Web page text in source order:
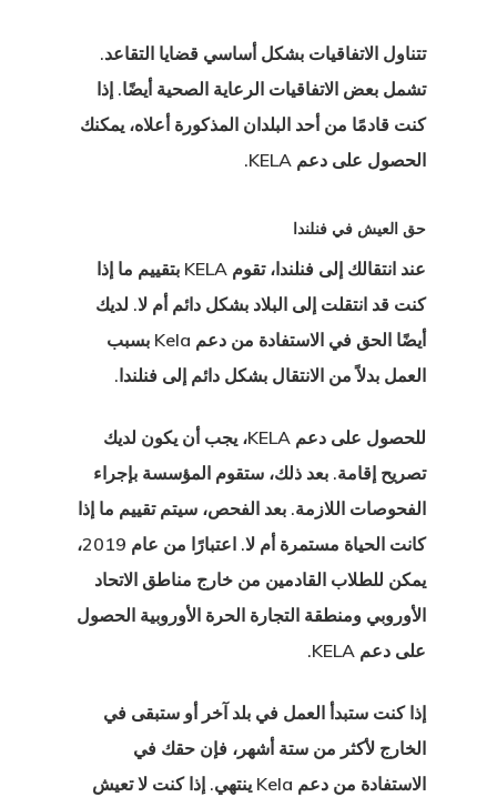
تتناول الاتفاقيات بشكل أساسي قضايا التقاعد.
تشمل بعض الاتفاقيات الرعاية الصحية أيضًا. إذا
كنت قادمًا من أحد البلدان المذكورة أعلاه، يمكنك
الحصول على دعم KELA.
حق العيش في فنلندا
عند انتقالك إلى فنلندا، تقوم KELA بتقييم ما إذا
كنت قد انتقلت إلى البلاد بشكل دائم أم لا. لديك
أيضًا الحق في الاستفادة من دعم Kela بسبب
العمل بدلاً من الانتقال بشكل دائم إلى فنلندا.
للحصول على دعم KELA، يجب أن يكون لديك
تصريح إقامة. بعد ذلك، ستقوم المؤسسة بإجراء
الفحوصات اللازمة. بعد الفحص، سيتم تقييم ما إذا
كانت الحياة مستمرة أم لا. اعتبارًا من عام 2019،
يمكن للطلاب القادمين من خارج مناطق الاتحاد
الأوروبي ومنطقة التجارة الحرة الأوروبية الحصول
على دعم KELA.
إذا كنت ستبدأ العمل في بلد آخر أو ستبقى في
الخارج لأكثر من ستة أشهر، فإن حقك في
الاستفادة من دعم Kela ينتهي. إذا كنت لا تعيش
أسعار الوكيل
التي
لها؟
إستونيا
في تركيا
الخروج